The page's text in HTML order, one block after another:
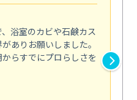
浴室のカビや石鹸カス
ありお願いしました。
らすでにプロらしさを